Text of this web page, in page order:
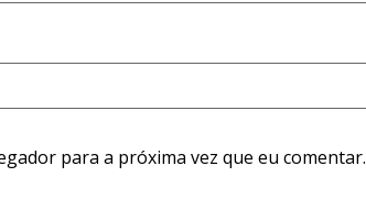
para a próxima vez que eu comentar.